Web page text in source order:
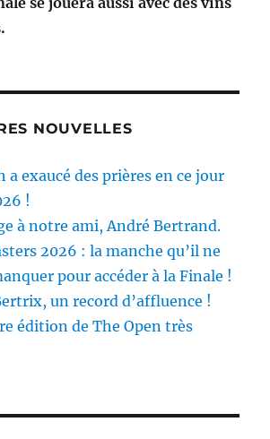
NOUVELLES
a exaucé des prières en ce jour
!
à notre ami, André Bertrand.
2026 : la manche qu’il ne
pour accéder à la Finale !
un record d’affluence !
édition de The Open très